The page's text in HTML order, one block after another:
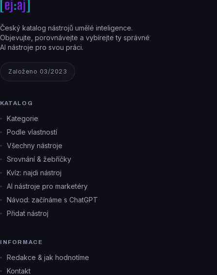
Český katalog nástrojů umělé inteligence.
Objevujte, porovnávejte a vybírejte ty správné
AI nástroje pro svou práci.
Založeno 03/2023
KATALOG
Kategorie
Podle vlastností
Všechny nástroje
Srovnání & žebříčky
Kvíz: najdi nástroj
AI nástroje pro marketéry
Návod: začínáme s ChatGPT
Přidat nástroj
INFORMACE
Redakce & jak hodnotíme
Kontakt